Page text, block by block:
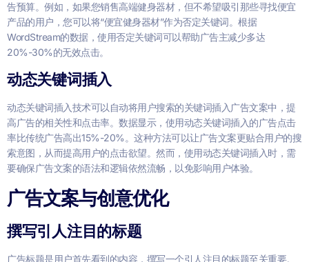
告预算。例如，如果您销售高端健身器材，但不希望吸引那些寻找便宜
产品的用户，您可以将“便宜健身器材”作为否定关键词。根据
WordStream的数据，使用否定关键词可以帮助广告主减少多达
20%-30%的无效点击。
动态关键词插入
动态关键词插入技术可以自动将用户搜索的关键词插入广告文案中，提
高广告的相关性和点击率。数据显示，使用动态关键词插入的广告点击
率比传统广告高出15%-20%。这种方法可以让广告文案更贴合用户的搜
索意图，从而提高用户的点击欲望。然而，使用动态关键词插入时，需
要确保广告文案的语法和逻辑依然流畅，以免影响用户体验。
广告文案与创意优化
撰写引人注目的标题
广告标题是用户首先看到的内容，撰写一个引人注目的标题至关重要。